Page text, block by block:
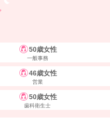
50歳女性
一般事務
46歳女性
営業
50歳女性
歯科衛生士